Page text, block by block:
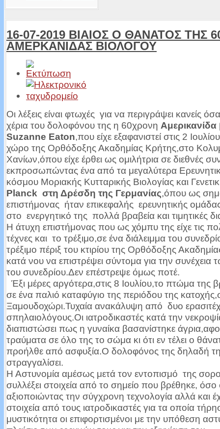
16-07-2019 ΒΙΑΙΟΣ Ο ΘΑΝΑΤΟΣ ΤΗΣ
ΑΜΕΡΚΑΝΙΔΑΣ ΒΙΟΛΟΓΟΥ
Οι λέξεις είναι φτωχές για να περιγράψει κανείς
χέρια του δολοφόνου της η 60χρονη Αμερικανίδα
Suzanne Eaton,που είχε εξαφανιστεί στις 2
χώρο της Ορθόδοξης Ακαδημίας Κρήτης,στο
Χανίων,όπου είχε έρθει ως ομιλήτρια σε διεθνές
εκπροσωπώντας ένα από τα μεγαλύτερα
κόσμου Μοριακής Κυτταρικής Βιολογίας και
Planck στη Δρέσδη της Γερμανίας,όπου ως
επιστήμονας ήταν επικεφαλής ερευνητικής
στο ενεργητικό της πολλά βραβεία και τιμητικές
Η άτυχη επιστήμονας που ως χόμπυ της είχε τις
τέχνες και το τρέξιμο,σε ένα διάλειμμα του
τρέξιμο πέριξ του κτιρίου της Ορθόδοξης
κατά νου να επιστρέψει σύντομα για την συνέχεια
του συνεδρίου.Δεν επέστρεψε όμως ποτέ.
Έξι μέρες αργότερα,στις 8 Ιουλίου,το πτώμα της
σε ένα παλιό καταφύγιο της περιόδου της
Ξαμουδοχώρι.Τυχαία ανακάλυψη από δυο
σπηλαιολόγους.Οι ιατροδικαστές κατά την
διαπιστώσει πως η γυναίκα βασανίστηκε
τραύματα σε όλο της το σώμα κι ότι εν τέλει ο
προήλθε από ασφυξία.Ο δολοφόνος της δηλαδή
στραγγαλίσει.
Η Αστυνομία αμέσως μετά τον εντοπισμό της
συλλέξει στοιχεία από το σημείο που βρέθηκε,
αξιοποιώντας την σύγχρονη τεχνολογία αλλά και
στοιχεία από τους ιατροδικαστές για τα οποία
μυστικότητα οι επιφορτισμένοι με την υπόθεση